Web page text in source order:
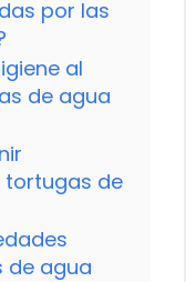
por las
al
de agua
tortugas de
de agua